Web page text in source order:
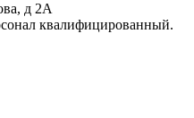
д 2А
квалифицированный.